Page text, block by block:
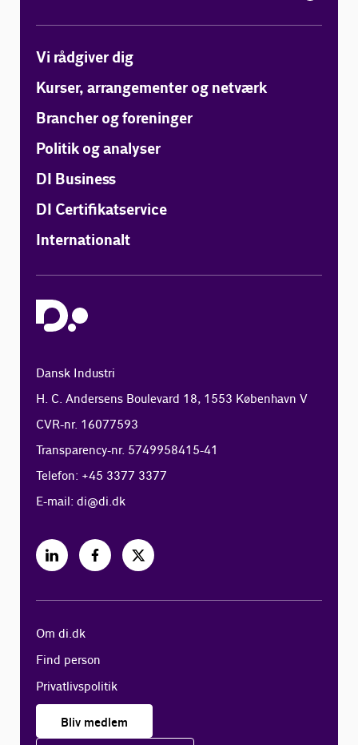
Vi rådgiver dig
Kurser, arrangementer og netværk
Brancher og foreninger
Politik og analyser
DI Business
DI Certifikatservice
Internationalt
Dansk Industri
H. C. Andersens Boulevard 18, 1553 København V
CVR-nr. 16077593
Transparency-nr. 5749958415-41
Telefon: +45 3377 3377
E-mail:di@di.dk
Om di.dk
Find person
Privatlivspolitik
Bliv medlem